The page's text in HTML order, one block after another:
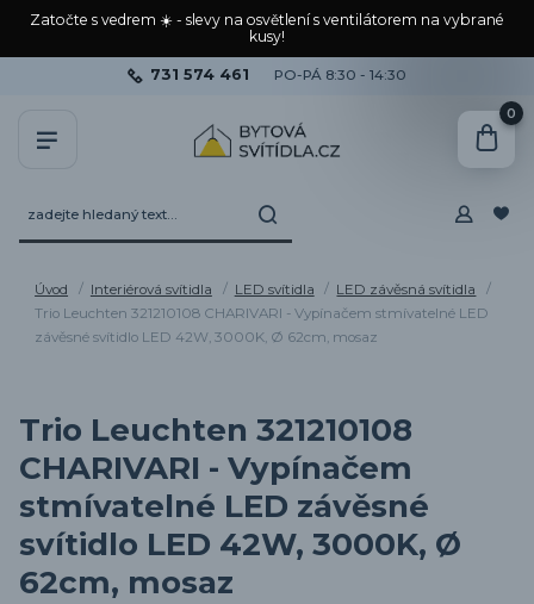
Zatočte s vedrem ☀️ - slevy na osvětlení s ventilátorem na vybrané
kusy!
731 574 461 PO-PÁ 8:30 - 14:30
0
Úvod Interiérová svítidla LED svítidla
LED závěsná svítidla
Trio Leuchten 321210108 CHARIVARI - Vypínačem stmívatelné LED
závěsné svítidlo LED 42W, 3000K, Ø 62cm, mosaz
Trio Leuchten 321210108
CHARIVARI - Vypínačem
stmívatelné LED závěsné
svítidlo LED 42W, 3000K, Ø
62cm, mosaz